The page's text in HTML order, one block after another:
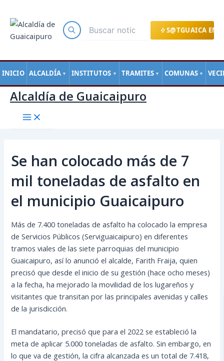
S@TGUAICA EN
INICIO ALCALDÍA ▼ INSTITUTOS ▼ TRAMITES ▼ COMUNAS ▼
contenido
Alcaldía de Guaicaipuro
Se han colocado más de 7
mil toneladas de asfalto en
el municipio Guaicaipuro
Más de 7.400 toneladas de asfalto ha colocado la empresa
de Servicios Públicos (Serviguaicaipuro) en diferentes
tramos viales de las siete parroquias del municipio
Guaicaipuro, así lo anunció el alcalde, Farith Fraija, quien
precisó que desde el inicio de su gestión (hace ocho meses)
a la fecha, ha mejorado la movilidad de los lugareños y
visitantes que transitan por las principales avenidas y calles
de la jurisdicción.
El mandatario, precisó que para el 2022 se estableció la
meta de aplicar 5.000 toneladas de asfalto. Sin embargo, en
lo que va de gestión, la cifra alcanzada es un total de 7.418,
de
entradas